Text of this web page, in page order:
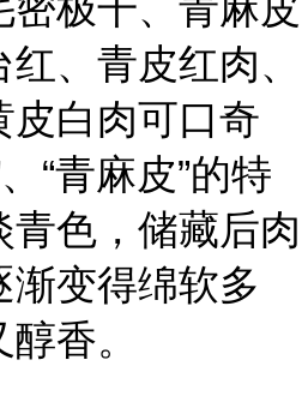
、青皮红肉、
皮白肉可口奇
“青麻皮”的特
青色，储藏后肉
渐变得绵软多
香。